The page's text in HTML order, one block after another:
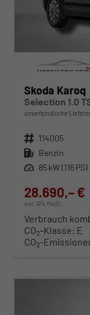
Skoda Karoq
Selection 1.0
unverbindliche
Fahrzeugnr. 114005
Kraftstoff Benzin
Leistung 85 kW (116 PS)
28.690,– €
incl. 19% MwSt.
Verbrauch
CO2-Klasse: E
CO2-